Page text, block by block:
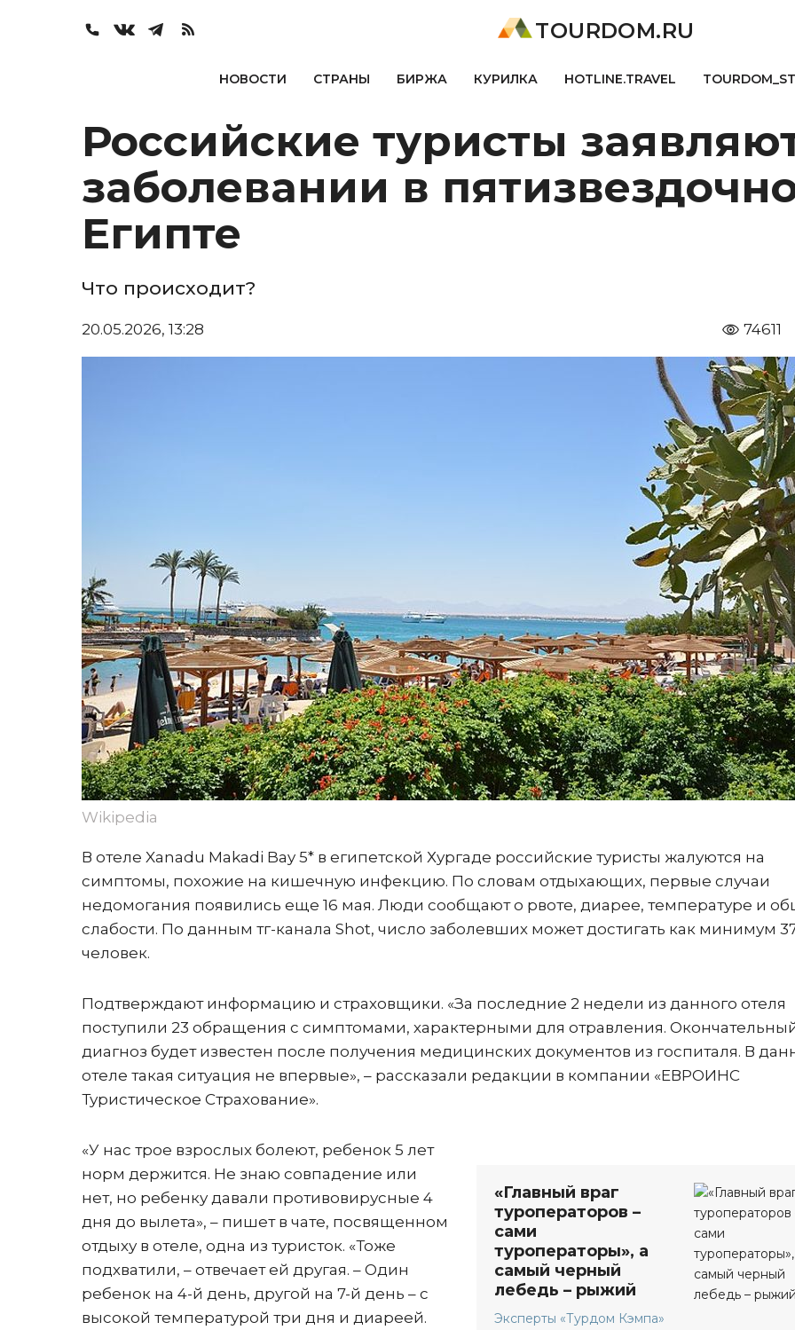
TOURDOM.RU
НОВОСТИ СТРАНЫ БИРЖА КУРИЛКА HOTLINE.TRAVEL
Российские туристы
заболевании в
Египте
Что происходит?
20.05.2026, 13:28 74611
Wikipedia
В отеле Xanadu Makadi Bay 5* в египетской Хургаде российские туристы жалуются на
симптомы, похожие на кишечную инфекцию. По словам отдыхающих, первые случаи
недомогания появились еще 16 мая. Люди сообщают о рвоте, диарее, температуре и
слабости. По данным тг-канала Shot, число заболевших может достигать как минимум
человек.
Подтверждают информацию и страховщики. «За последние 2 недели из данного отеля
поступили 23 обращения с симптомами, характерными для отравления.
диагноз будет известен после получения медицинских документов из госпиталя. В
отеле такая ситуация не впервые», – рассказали редакции в компании «ЕВРОИНС
Туристическое Страхование».
«Главный враг
туроператоров –
сами
туроператоры», а
самый черный
лебедь – рыжий
Эксперты «Турдом Кэмпа»
«У нас трое взрослых болеют, ребенок 5 лет
норм держится. Не знаю совпадение или
нет, но ребенку давали противовирусные 4
дня до вылета», – пишет в чате, посвященном
отдыху в отеле, одна из туристок. «Тоже
подхватили, – отвечает ей другая. – Один
ребенок на 4-й день, другой на 7-й день – с
высокой температурой три дня и диареей.